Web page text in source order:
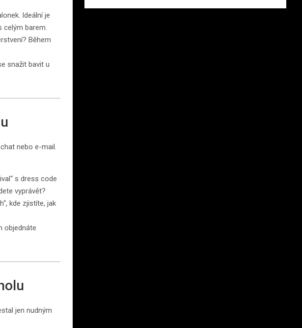
Ideální je
celým barem.
Během
snažit bavit u
nebo e-mail.
s dress code
vyprávět?
kde zjistíte, jak
objednáte
jen nudným